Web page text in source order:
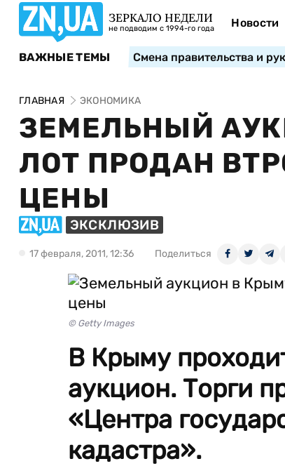
ЗЕРКАЛО НЕДЕЛИ
не подводим с 1994-го года Новости
ВАЖНЫЕ ТЕМЫ Смена правительства и
ГЛАВНАЯ ЭКОНОМИКА
ЗЕМЕЛЬНЫЙ
ЛОТ ПРОДАН
ЦЕНЫ
ЭКСКЛЮЗИВ
17 февраля, 2011, 12:36 Поделиться
© Getty Images
В Крыму
аукцион. Торги
«Центра
кадастра».